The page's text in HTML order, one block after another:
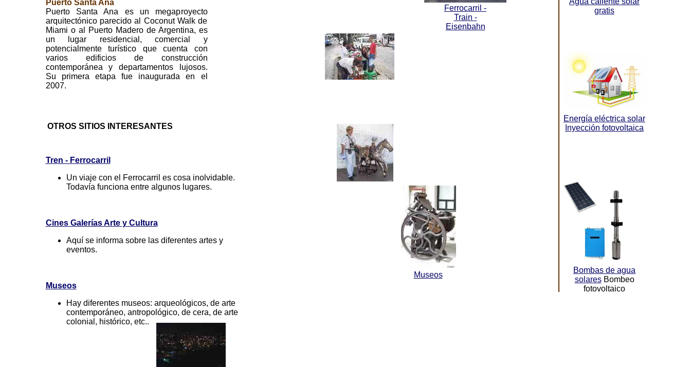
OTROS SITIOS INTERESANTES
Tren - Ferrocarril
Un viaje con el Ferrocarril es cosa inolvidable.
Todavía funciona entre algunos lugares.
Cines Galerías Arte y Cultura
Aquí se informa sobre las diferentes artes y
eventos.
Museos
Hay diferentes museos: arqueológicos, de arte
contemporáneo, antropológico, de cera, de arte
colonial, histórico, etc..
Ferrocarril -
Train -
Eisenbahn
Museos
Bombas de agua
solaresBombeo
fotovoltaico
gratis
Energía eléctrica solar
Inyección fotovoltaica
Puerto Santa Ana
Puerto Santa Ana es un megaproyecto
arquitectónico parecido al Coconut Walk de
Miami o al Puerto Madero de Argentina, es
un lugar residencial, comercial y
potencialmente turístico que cuenta con
varios edificios de construcción
contemporánea y departamentos lujosos.
Su primera etapa fue inaugurada en el
2007.